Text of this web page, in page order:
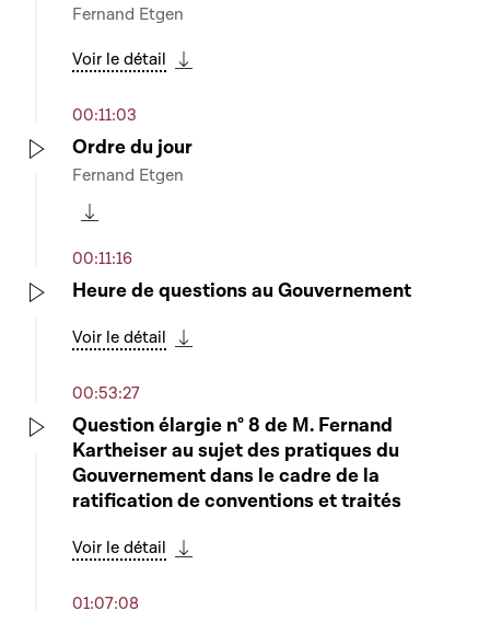
Fernand Etgen
Voir le détail
00:11:03
Ordre du jour
Fernand Etgen
00:11:16
Heure de questions au Gouvernement
Voir le détail
00:53:27
Question élargie n° 8 de M. Fernand
Kartheiser au sujet des pratiques du
Gouvernement dans le cadre de la
ratification de conventions et traités
Voir le détail
01:07:08